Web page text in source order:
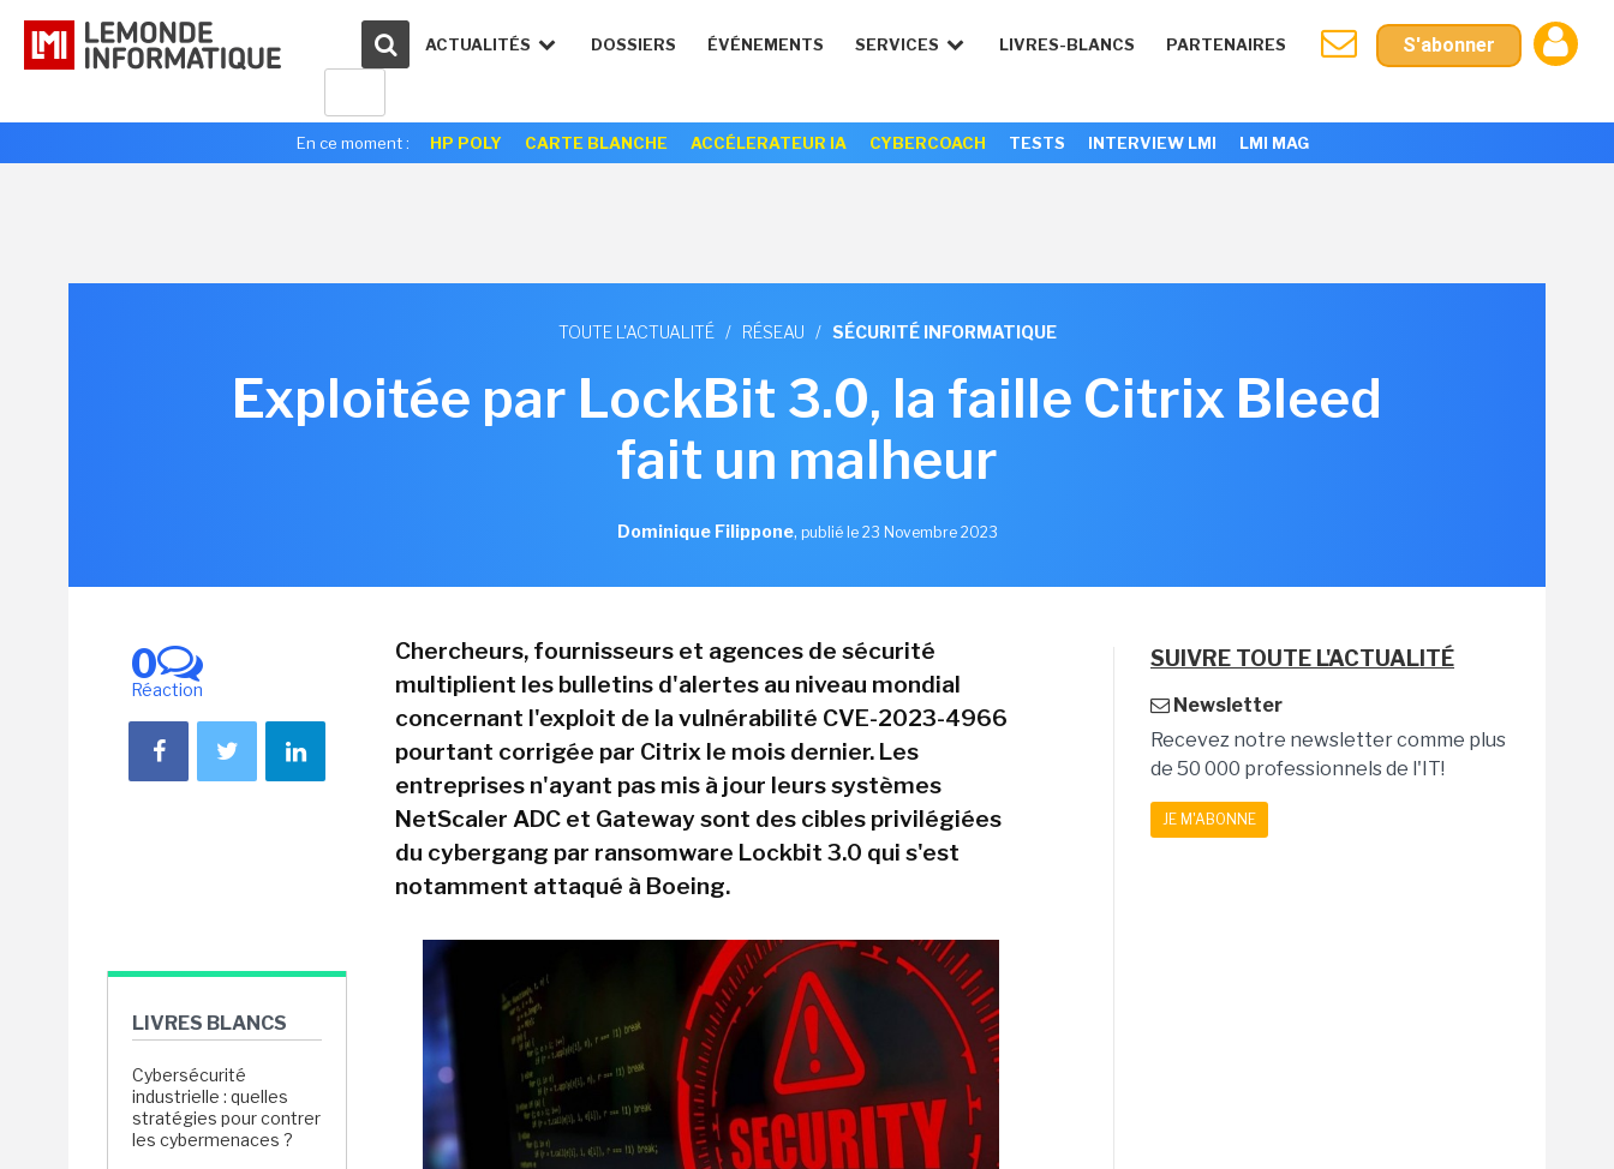
ACTUALITÉS DOSSIERS ÉVÉNEMENTS SERVICES LIVRES-BLANCS PARTENAIRES S'abonner
En ce moment : HP POLY CARTE BLANCHE ACCÉLERATEUR IA CYBERCOACH TESTS INTERVIEW LMI LMI MAG
TOUTE L'ACTUALITÉ / RÉSEAU / SÉCURITÉ INFORMATIQUE
Exploitée par LockBit 3.0, la faille Citrix Bleed
fait un malheur
Dominique Filippone, publié le 23 Novembre 2023
0
Réaction
LIVRES BLANCS
Cybersécurité
industrielle : quelles
stratégies pour contrer
les cybermenaces ?
Chercheurs, fournisseurs et agences de sécurité
multiplient les bulletins d'alertes au niveau mondial
concernant l'exploit de la vulnérabilité CVE-2023-4966
pourtant corrigée par Citrix le mois dernier. Les
entreprises n'ayant pas mis à jour leurs systèmes
NetScaler ADC et Gateway sont des cibles privilégiées
du cybergang par ransomware Lockbit 3.0 qui s'est
notamment attaqué à Boeing.
SUIVRE TOUTE L'ACTUALITÉ
Newsletter
Recevez notre newsletter comme plus
de 50 000 professionnels de l'IT!
JE M'ABONNE